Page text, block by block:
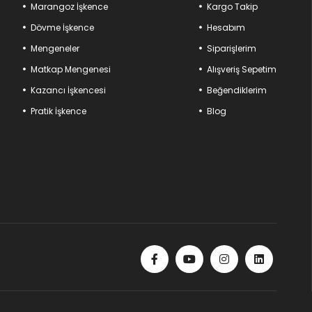
bu ürünlerle projelerinizde fark yaratın. Atölyenizin gücünü
Marangoz İşkence
Dövme İşkence
Mengeneler
Matkap Mengenesi
Kazancı İşkencesi
Pratik İşkence
Kargo Takip
Hesabım
Siparişlerim
Alışveriş Sepetim
Beğendiklerim
Blog